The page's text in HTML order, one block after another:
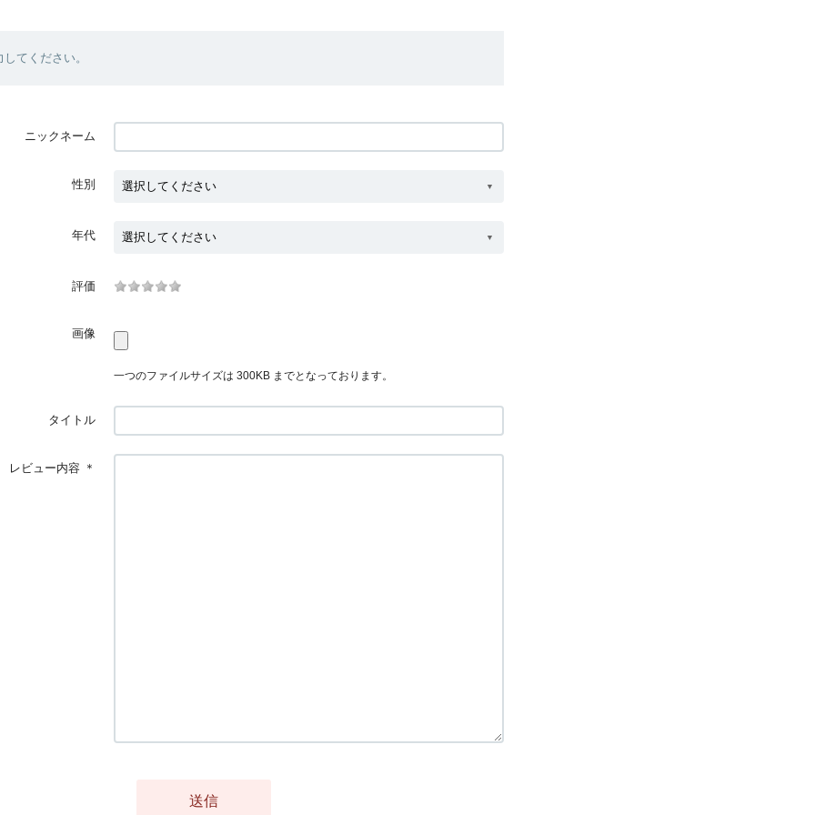
てください。
ニックネーム
性別
年代
評価
画像
一つのファイルサイズは 300KB までとなっております。
タイトル
レビュー内容 ＊